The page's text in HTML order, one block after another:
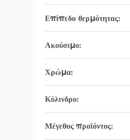
Επίπεδο θερμότητας:
Ακούσιμο:
Χρώμα:
Κύλινδρο:
Μέγεθος προϊόντος: